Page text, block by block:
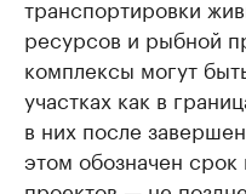
транспортировки
ресурсов и рыбной
комплексы могут
участках как в
в них после
этом обозначен срок